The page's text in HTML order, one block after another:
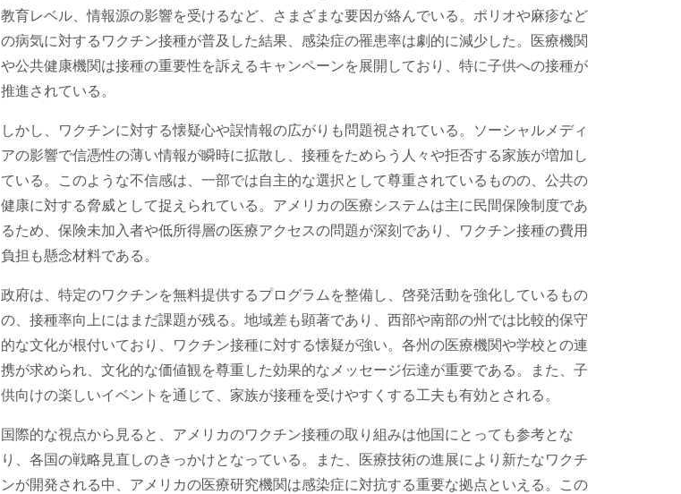
教育レベル、情報源の影響を受けるなど、さまざまな要因が絡んでいる。ポリオや麻疹など
の病気に対するワクチン接種が普及した結果、感染症の罹患率は劇的に減少した。医療機関
や公共健康機関は接種の重要性を訴えるキャンペーンを展開しており、特に子供への接種が
推進されている。
しかし、ワクチンに対する懐疑心や誤情報の広がりも問題視されている。ソーシャルメディ
アの影響で信憑性の薄い情報が瞬時に拡散し、接種をためらう人々や拒否する家族が増加し
ている。このような不信感は、一部では自主的な選択として尊重されているものの、公共の
健康に対する脅威として捉えられている。アメリカの医療システムは主に民間保険制度であ
るため、保険未加入者や低所得層の医療アクセスの問題が深刻であり、ワクチン接種の費用
負担も懸念材料である。
政府は、特定のワクチンを無料提供するプログラムを整備し、啓発活動を強化しているもの
の、接種率向上にはまだ課題が残る。地域差も顕著であり、西部や南部の州では比較的保守
的な文化が根付いており、ワクチン接種に対する懐疑が強い。各州の医療機関や学校との連
携が求められ、文化的な価値観を尊重した効果的なメッセージ伝達が重要である。また、子
供向けの楽しいイベントを通じて、家族が接種を受けやすくする工夫も有効とされる。
国際的な視点から見ると、アメリカのワクチン接種の取り組みは他国にとっても参考とな
り、各国の戦略見直しのきっかけとなっている。また、医療技術の進展により新たなワクチ
ンが開発される中、アメリカの医療研究機関は感染症に対抗する重要な拠点といえる。この